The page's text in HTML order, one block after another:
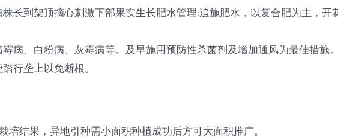
长到架顶摘心刺激下部果实生长肥水管理:追施肥水，以复合肥为主，
病、白粉病、灰霉病等。及早施用预防性杀菌剂及增加通风为最佳措施
行垄上以免断根。
培结果，异地引种需小面积种植成功后方可大面积推广。